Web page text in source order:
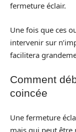
fermeture éclair.
Une fois que ces
intervenir sur
facilitera
Comment
coincée
Une fermeture
mais qui peut être